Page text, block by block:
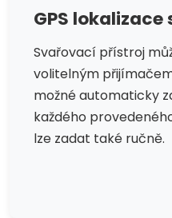
GPS lokalizace
Svařovací přístroj
volitelným
možné automaticky
každého
lze zadat také ručně.